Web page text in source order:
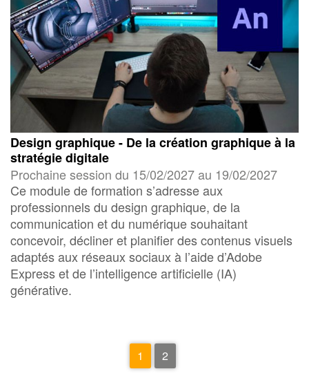
Design graphique - De la création graphique à la
stratégie digitale
Prochaine session du 15/02/2027 au 19/02/2027
Ce module de formation s’adresse aux
professionnels du design graphique, de la
communication et du numérique souhaitant
concevoir, décliner et planifier des contenus visuels
adaptés aux réseaux sociaux à l’aide d’Adobe
Express et de l’intelligence artificielle (IA)
générative.
1 2